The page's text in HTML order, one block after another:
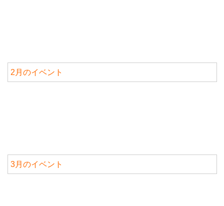
2月のイベント
3月のイベント